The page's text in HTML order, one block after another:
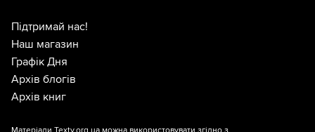
Підтримай нас!
Наш магазин
Графік Дня
Архів блогів
Архів книг